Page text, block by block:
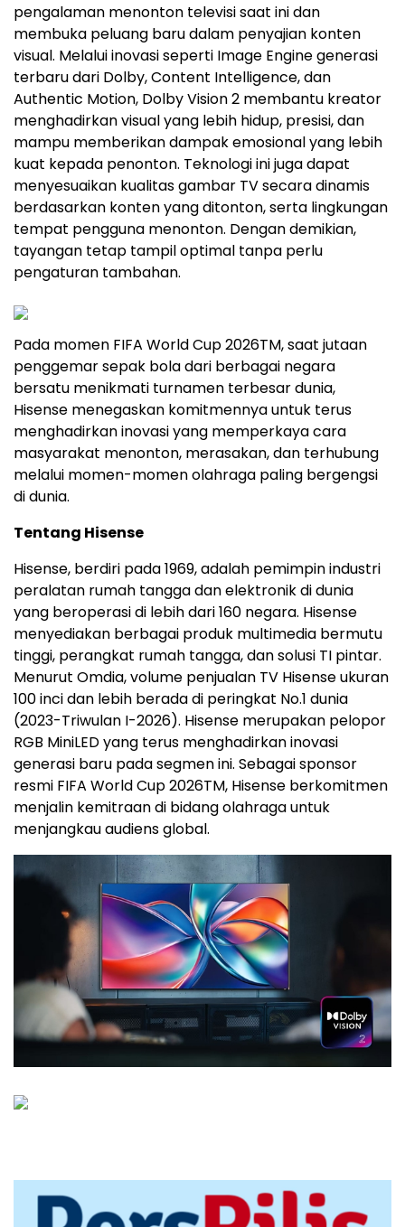
pengalaman menonton televisi saat ini dan
membuka peluang baru dalam penyajian konten
visual. Melalui inovasi seperti Image Engine generasi
terbaru dari Dolby, Content Intelligence, dan
Authentic Motion, Dolby Vision 2 membantu kreator
menghadirkan visual yang lebih hidup, presisi, dan
mampu memberikan dampak emosional yang lebih
kuat kepada penonton. Teknologi ini juga dapat
menyesuaikan kualitas gambar TV secara dinamis
berdasarkan konten yang ditonton, serta lingkungan
tempat pengguna menonton. Dengan demikian,
tayangan tetap tampil optimal tanpa perlu
pengaturan tambahan.
Pada momen FIFA World Cup 2026TM, saat jutaan
penggemar sepak bola dari berbagai negara
bersatu menikmati turnamen terbesar dunia,
Hisense menegaskan komitmennya untuk terus
menghadirkan inovasi yang memperkaya cara
masyarakat menonton, merasakan, dan terhubung
melalui momen-momen olahraga paling bergengsi
di dunia.
Tentang Hisense
Hisense, berdiri pada 1969, adalah pemimpin industri
peralatan rumah tangga dan elektronik di dunia
yang beroperasi di lebih dari 160 negara. Hisense
menyediakan berbagai produk multimedia bermutu
tinggi, perangkat rumah tangga, dan solusi TI pintar.
Menurut Omdia, volume penjualan TV Hisense ukuran
100 inci dan lebih berada di peringkat No.1 dunia
(2023-Triwulan I-2026). Hisense merupakan pelopor
RGB MiniLED yang terus menghadirkan inovasi
generasi baru pada segmen ini. Sebagai sponsor
resmi FIFA World Cup 2026TM, Hisense berkomitmen
menjalin kemitraan di bidang olahraga untuk
menjangkau audiens global.